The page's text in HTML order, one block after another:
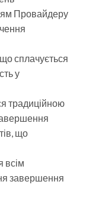
Провайдеру
сплачується
у
традиційною
що
всім
завершення